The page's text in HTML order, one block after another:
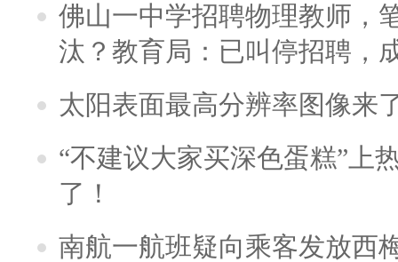
佛山一中学招聘物理教师，
汰？教育局：已叫停招聘，
太阳表面最高分辨率图像来
“不建议大家买深色蛋糕”上
了！
南航一航班疑向乘客发放西